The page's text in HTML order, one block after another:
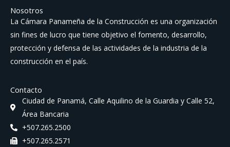
Nosotros
La Cámara Panameña de la Construcción es una organización
sin fines de lucro que tiene objetivo el fomento, desarrollo,
protección y defensa de las actividades de la industria de la
construcción en el país.
Contacto
Ciudad de Panamá, Calle Aquilino de la Guardia y Calle 52,
Área Bancaria
+507.265.2500
+507.265.2571